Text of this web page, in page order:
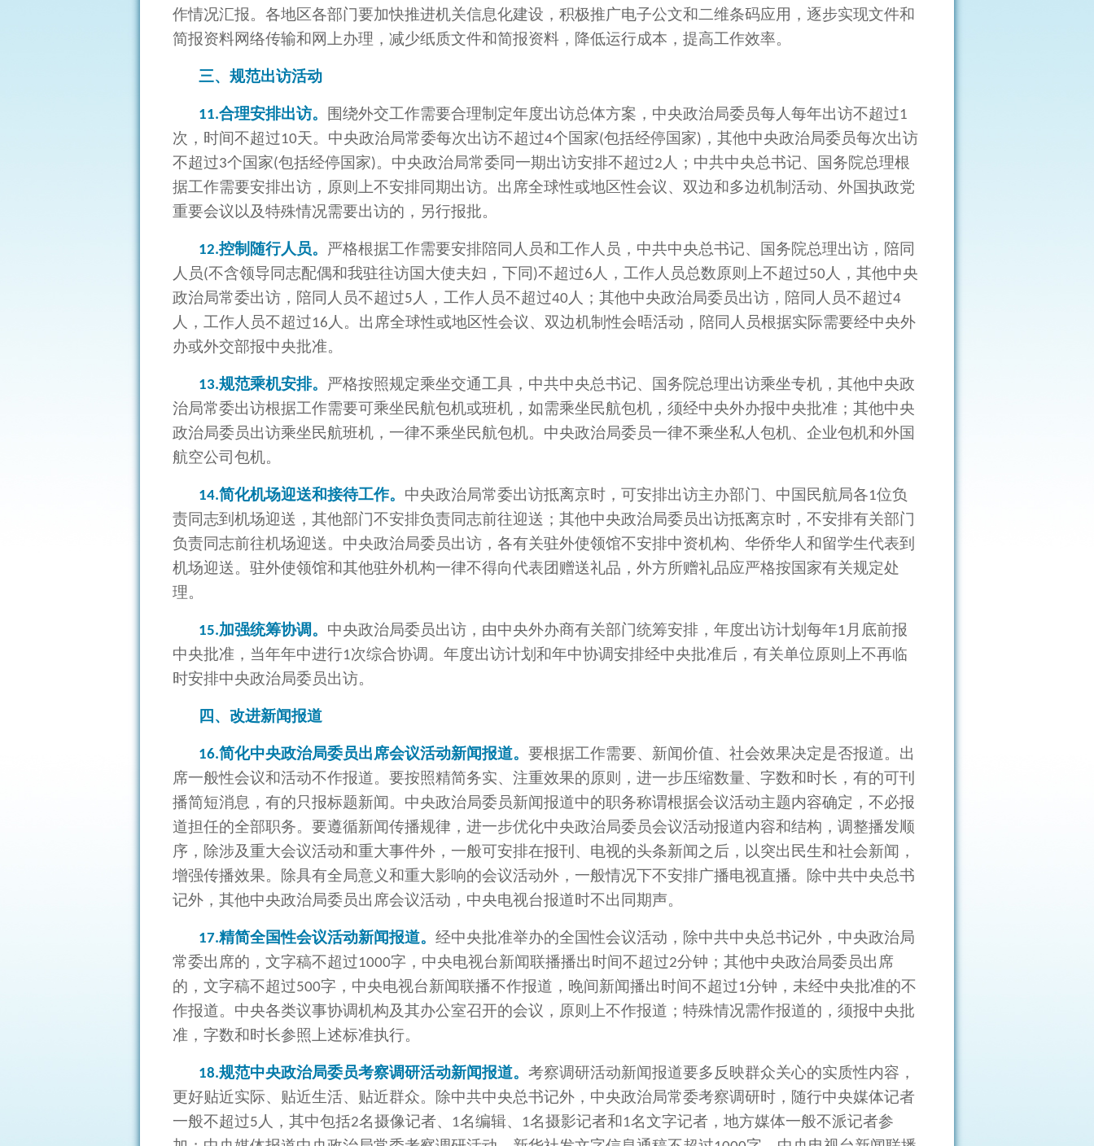
作情况汇报。各地区各部门要加快推进机关信息化建设，积极推广电子公文和二维条码应用，逐步实现文件和
简报资料网络传输和网上办理，减少纸质文件和简报资料，降低运行成本，提高工作效率。
三、规范出访活动
11.合理安排出访。 围绕外交工作需要合理制定年度出访总体方案，中央政治局委员每人每年出访不超过1
次，时间不超过10天。中央政治局常委每次出访不超过4个国家(包括经停国家) ，其他中央政治局委员每次出访
不超过3个国家(包括经停国家)。中央政治局常委同一期出访安排不超过2 人；中共中央总书记、国务院总理根
据工作需要安排出访，原则上不安排同期出访。出席全球性或地区性会议、双边和多边机制活动、外国执政党
重要会议以及特殊情况需要出访的，另行报批。
12.控制随行人员。 严格根据工作需要安排陪同人员和工作人员，中共中央总书记、国务院总理出访，陪同
人员(不含领导同志配偶和我驻往访国大使夫妇，下同 )不超过6 人，工作人员总数原则上不超过50 人，其他中央
政治局常委出访，陪同人员不超过5 人，工作人员不超过40 人；其他中央政治局委员出访，陪同人员不超过4
人，工作人员不超过16 人。出席全球性或地区性会议、双边机制性会晤活动，陪同人员根据实际需要经中央外
办或外交部报中央批准。
13.规范乘机安排。 严格按照规定乘坐交通工具，中共中央总书记、国务院总理出访乘坐专机，其他中央政
治局常委出访根据工作需要可乘坐民航包机或班机，如需乘坐民航包机，须经中央外办报中央批准；其他中央
政治局委员出访乘坐民航班机，一律不乘坐民航包机。中央政治局委员一律不乘坐私人包机、企业包机和外国
航空公司包机。
14.简化机场迎送和接待工作。 中央政治局常委出访抵离京时，可安排出访主办部门、中国民航局各1位负
责同志到机场迎送，其他部门不安排负责同志前往迎送；其他中央政治局委员出访抵离京时，不安排有关部门
负责同志前往机场迎送。中央政治局委员出访，各有关驻外使领馆不安排中资机构、华侨华人和留学生代表到
机场迎送。驻外使领馆和其他驻外机构一律不得向代表团赠送礼品，外方所赠礼品应严格按国家有关规定处
理。
15.加强统筹协调。 中央政治局委员出访，由中央外办商有关部门统筹安排，年度出访计划每年1 月底前报
中央批准，当年年中进行1次综合协调。年度出访计划和年中协调安排经中央批准后，有关单位原则上不再临
时安排中央政治局委员出访。
四、改进新闻报道
16.简化中央政治局委员出席会议活动新闻报道。 要根据工作需要、新闻价值、社会效果决定是否报道。出
席一般性会议和活动不作报道。要按照精简务实、注重效果的原则，进一步压缩数量、字数和时长，有的可刊
播简短消息，有的只报标题新闻。中央政治局委员新闻报道中的职务称谓根据会议活动主题内容确定，不必报
道担任的全部职务。要遵循新闻传播规律，进一步优化中央政治局委员会议活动报道内容和结构，调整播发顺
序，除涉及重大会议活动和重大事件外，一般可安排在报刊、电视的头条新闻之后，以突出民生和社会新闻，
增强传播效果。除具有全局意义和重大影响的会议活动外，一般情况下不安排广播电视直播。除中共中央总书
记外，其他中央政治局委员出席会议活动，中央电视台报道时不出同期声。
17.精简全国性会议活动新闻报道。 经中央批准举办的全国性会议活动，除中共中央总书记外，中央政治局
常委出席的，文字稿不超过1000字，中央电视台新闻联播播出时间不超过2分钟；其他中央政治局委员出席
的，文字稿不超过500字，中央电视台新闻联播不作报道，晚间新闻播出时间不超过1分钟，未经中央批准的不
作报道。中央各类议事协调机构及其办公室召开的会议，原则上不作报道；特殊情况需作报道的，须报中央批
准，字数和时长参照上述标准执行。
18.规范中央政治局委员考察调研活动新闻报道。 考察调研活动新闻报道要多反映群众关心的实质性内容，
更好贴近实际、贴近生活、贴近群众。除中共中央总书记外，中央政治局常委考察调研时，随行中央媒体记者
一般不超过5 人，其中包括2名摄像记者、 1名编辑、 1名摄影记者和 1名文字记者，地方媒体一般不派记者参